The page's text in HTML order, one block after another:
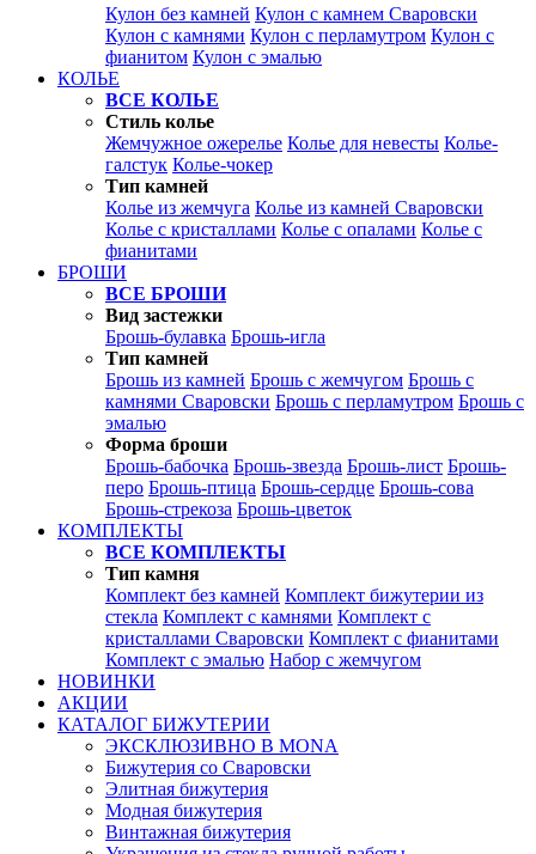
Кулон без камней Кулон с камнем Сваровски
Кулон с камнями Кулон с перламутром Кулон с
фианитом Кулон с эмалью
КОЛЬЕ
ВСЕ КОЛЬЕ
Стиль колье
Жемчужное ожерелье Колье для невесты Колье-
галстук Колье-чокер
Тип камней
Колье из жемчуга Колье из камней Сваровски
Колье с кристаллами Колье с опалами Колье с
фианитами
БРОШИ
ВСЕ БРОШИ
Вид застежки
Брошь-булавка Брошь-игла
Тип камней
Брошь из камней Брошь с жемчугом Брошь с
камнями Сваровски Брошь с перламутром Брошь с
эмалью
Форма броши
Брошь-бабочка Брошь-звезда Брошь-лист Брошь-
перо Брошь-птица Брошь-сердце Брошь-сова
Брошь-стрекоза Брошь-цветок
КОМПЛЕКТЫ
ВСЕ КОМПЛЕКТЫ
Тип камня
Комплект без камней Комплект бижутерии из
стекла Комплект с камнями Комплект с
кристаллами Сваровски Комплект с фианитами
Комплект с эмалью Набор с жемчугом
НОВИНКИ
АКЦИИ
КАТАЛОГ БИЖУТЕРИИ
ЭКСКЛЮЗИВНО В MONA
Бижутерия со Сваровски
Элитная бижутерия
Модная бижутерия
Винтажная бижутерия